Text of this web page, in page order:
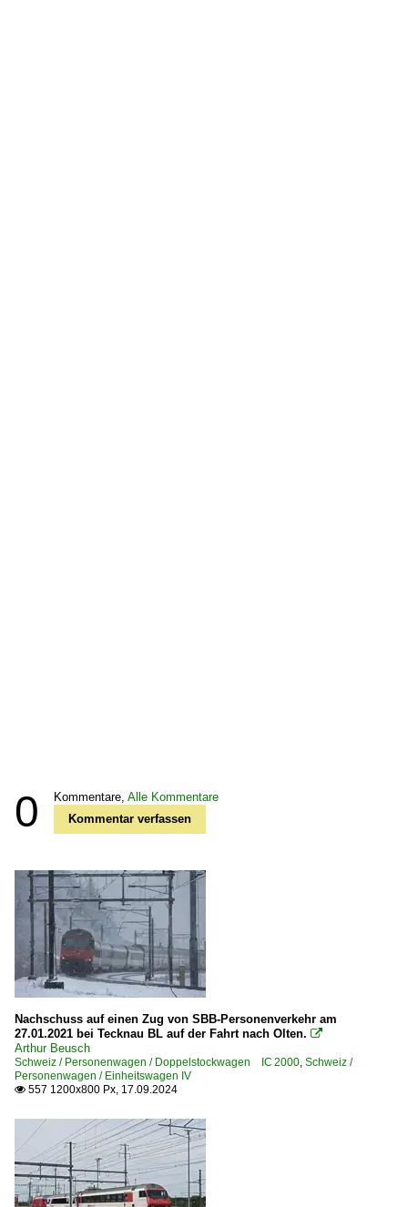
0 Kommentare, Alle Kommentare
Kommentar verfassen
Nachschuss auf einen Zug von SBB-Personenverkehr am
27.01.2021 bei Tecknau BL auf der Fahrt nach Olten. 
Arthur Beusch
Schweiz / Personenwagen / Doppelstockwagen IC 2000, Schweiz /
Personenwagen / Einheitswagen IV
 557 1200x800 Px, 17.09.2024